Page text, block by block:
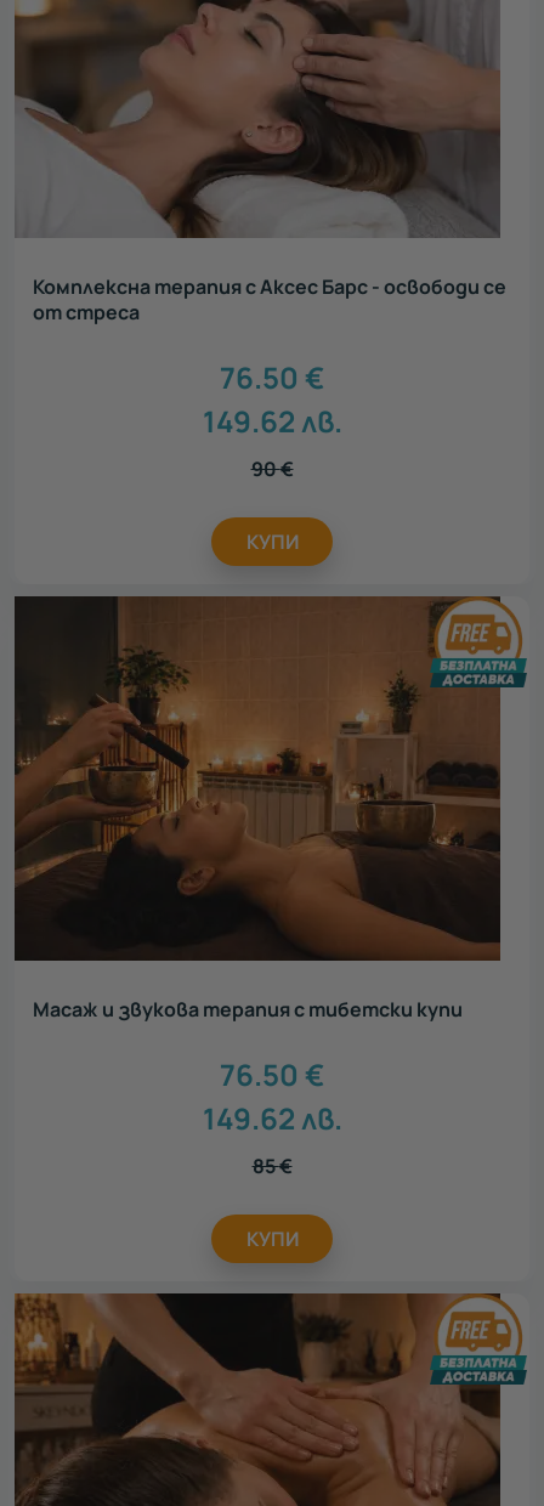
Комплексна терапия с Аксес Барс - освободи се
от стреса
76.50 €
149.62лв.
90€
КУПИ
Масаж и звукова терапия с тибетски купи
76.50 €
149.62лв.
85€
КУПИ